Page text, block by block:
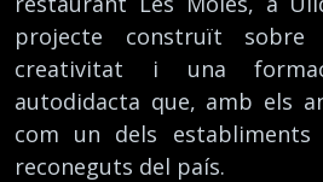
projecte construït
creativitat i una
autodidacta que, amb els
com un dels establiments
reconeguts del país.